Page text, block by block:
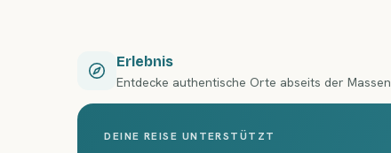
Erlebnis
Entdecke authentische Orte abseits der Massen
DEINE REISE UNTERSTÜTZT